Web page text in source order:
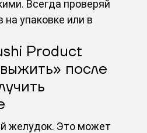
Всегда проверяй
на упаковке или в
Product
после
желудок. Это может